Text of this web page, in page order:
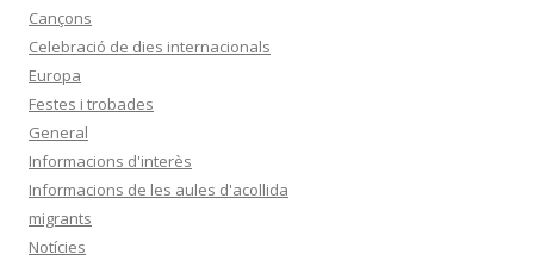
Cançons
Celebració de dies internacionals
Europa
Festes i trobades
General
Informacions d'interès
Informacions de les aules d'acollida
migrants
Notícies